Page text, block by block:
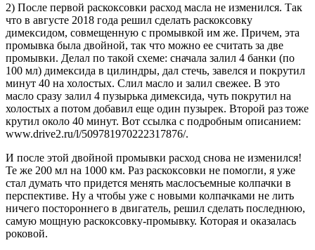
2) После первой раскоксовки расход масла не изменился. Так
что в августе 2018 года решил сделать раскоксовку
димексидом, совмещенную с промывкой им же. Причем, эта
промывка была двойной, так что можно ее считать за две
промывки. Делал по такой схеме: сначала залил 4 банки (по
100 мл) димексида в цилиндры, дал стечь, завелся и покрутил
минут 40 на холостых. Слил масло и залил свежее. В это
масло сразу залил 4 пузырька димексида, чуть покрутил на
холостых а потом добавил еще один пузырек. Второй раз тоже
крутил около 40 минут. Вот ссылка с подробным описанием:
www.drive2.ru/l/509781970222317876/.
И после этой двойной промывки расход снова не изменился!
Те же 200 мл на 1000 км. Раз раскоксовки не помогли, я уже
стал думать что придется менять маслосъемные колпачки в
перспективе. Ну а чтобы уже с новыми колпачками не лить
ничего постороннего в двигатель, решил сделать последнюю,
самую мощную раскоксовку-промывку. Которая и оказалась
роковой.